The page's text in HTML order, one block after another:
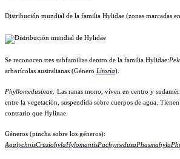
Distribución mundial de la familia Hylidae (zonas marcadas
Se reconocen tres subfamilias dentro de la familia Hylidae:
arborícolas australianas (Género Litoria).
Phyllomedusinae: Las ranas mono, viven en centro y
entre la vegetación, suspendida sobre cuerpos de agua. Tienen
contrario que Hylinae.
Géneros (pincha sobre los géneros):
AgalychnisCruziohylaHylomantisPachymedusaPhasmahyla